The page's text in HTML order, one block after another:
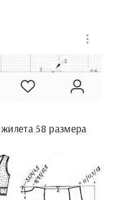
58 размера